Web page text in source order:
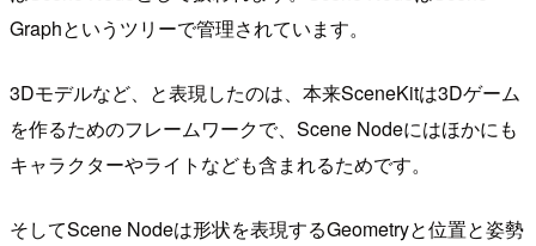
Graphというツリーで管理されています。
3Dモデルなど、と表現したのは、本来SceneKitは3Dゲーム
を作るためのフレームワークで、Scene Nodeにはほかにも
キャラクターやライトなども含まれるためです。
そしてScene Nodeは形状を表現するGeometryと位置と姿勢